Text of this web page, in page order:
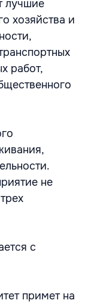
лучшие
хозяйства и
работ,
не
с
примет на